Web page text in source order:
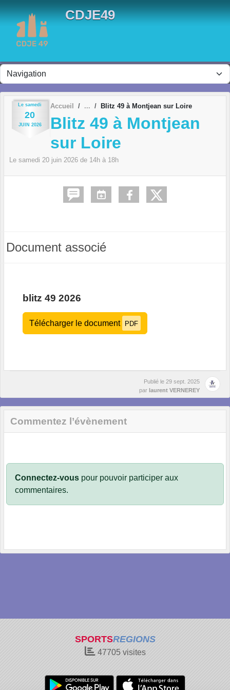
CDJE49
Le samedi
20
JUIN 2026
Accueil Blitz 49 à Montjean sur Loire
Blitz 49 à Montjean
sur Loire
Le samedi 20 juin 2026 de 14h à 18h
Document associé
blitz 49 2026
Télécharger le document PDF
Publié le 29 sept. 2025
par laurent VERNEREY
Commentez l’évènement
Connectez-vous pour pouvoir participer aux
commentaires.
SPORTSREGIONS
47705visites